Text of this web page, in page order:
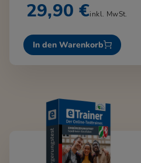
29,90 €inkl. MwSt.
In den Warenkorb